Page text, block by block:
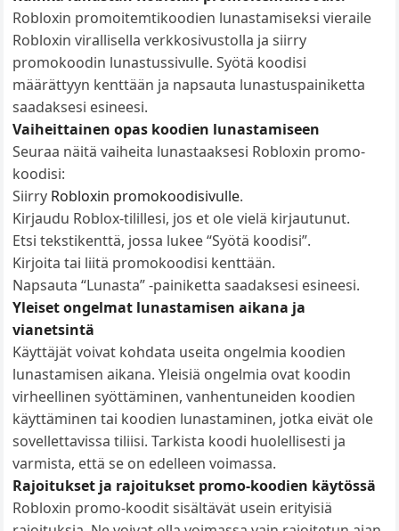
Robloxin promoitemtikoodien lunastamiseksi vieraile
Robloxin virallisella verkkosivustolla ja siirry
promokoodin lunastussivulle. Syötä koodisi
määrättyyn kenttään ja napsauta lunastuspainiketta
saadaksesi esineesi.
Vaiheittainen opas koodien lunastamiseen
Seuraa näitä vaiheita lunastaaksesi Robloxin promo-
koodisi:
Siirry Robloxin promokoodisivulle.
Kirjaudu Roblox-tilillesi, jos et ole vielä kirjautunut.
Etsi tekstikenttä, jossa lukee “Syötä koodisi”.
Kirjoita tai liitä promokoodisi kenttään.
Napsauta “Lunasta” -painiketta saadaksesi esineesi.
Yleiset ongelmat lunastamisen aikana ja
vianetsintä
Käyttäjät voivat kohdata useita ongelmia koodien
lunastamisen aikana. Yleisiä ongelmia ovat koodin
virheellinen syöttäminen, vanhentuneiden koodien
käyttäminen tai koodien lunastaminen, jotka eivät ole
sovellettavissa tiliisi. Tarkista koodi huolellisesti ja
varmista, että se on edelleen voimassa.
Rajoitukset ja rajoitukset promo-koodien käytössä
Robloxin promo-koodit sisältävät usein erityisiä